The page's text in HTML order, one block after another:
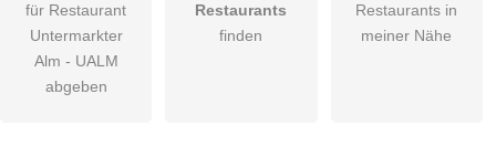
Die Datenschutzerklärunghabe ich zur Kenntnis genommen.
öffentliche Frage stellen
für Restaurant
Untermarkter
Alm - UALM
abgeben
Restaurants
finden
Restaurants in
meiner Nähe